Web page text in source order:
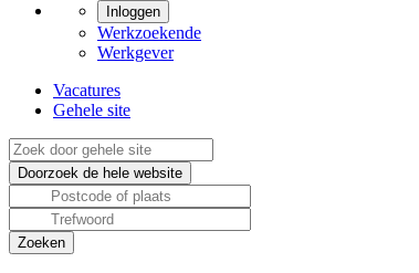
Inloggen
Werkzoekende
Werkgever
Vacatures
Gehele site